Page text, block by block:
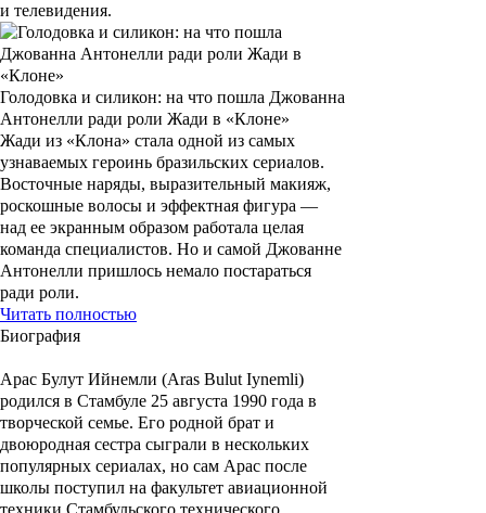
и телевидения.
Голодовка и силикон: на что пошла Джованна
Антонелли ради роли Жади в «Клоне»
Жади из «Клона» стала одной из самых
узнаваемых героинь бразильских сериалов.
Восточные наряды, выразительный макияж,
роскошные волосы и эффектная фигура —
над ее экранным образом работала целая
команда специалистов. Но и самой Джованне
Антонелли пришлось немало постараться
ради роли.
Читать полностью
Биография
Арас Булут Ийнемли (Aras Bulut Iynemli)
родился в Стамбуле 25 августа 1990 года в
творческой семье. Его родной брат и
двоюродная сестра сыграли в нескольких
популярных сериалах, но сам Арас после
школы поступил на факультет авиационной